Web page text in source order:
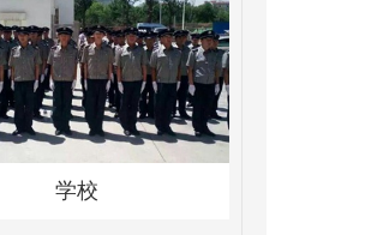
学校